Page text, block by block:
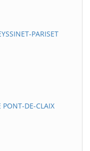
PARISET
DE-CLAIX